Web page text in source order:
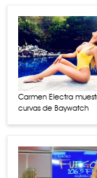
Carmen Electra
curvas de Baywatch